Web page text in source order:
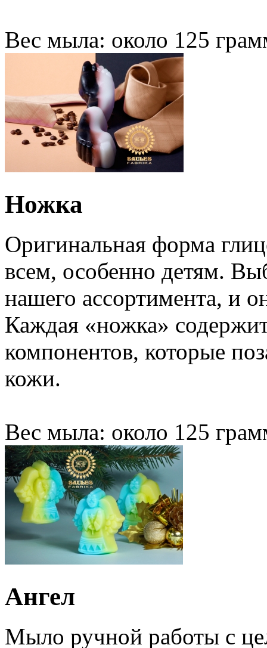
Вес мыла: около 125
Ножка
Оригинальная форма
всем, особенно детям.
нашего ассортимента, и
Каждая «ножка»
компонентов, которые
кожи.
Вес мыла: около 125
Ангел
Мыло ручной работы с